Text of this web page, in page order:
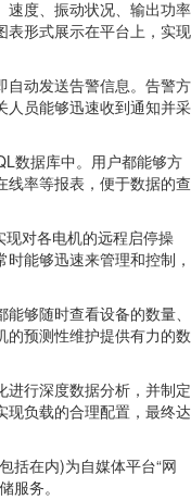
度、振动状况、输出功率
表形式展示在平台上，实现
动发送告警信息。告警方
人员能够迅速收到通知并采
数据库中。用户都能够方
线率等报表，便于数据的查
对各电机的远程启停操
能够迅速来管理和控制，
够随时查看设备的数量、
的预测性维护提供有力的数
行深度数据分析，并制定
现负载的合理配置，最终达
在内)为自媒体平台“网
服务。